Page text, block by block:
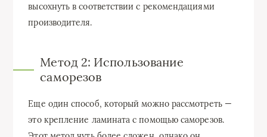
высохнуть в соответствии с рекомендациями
производителя.
Метод 2: Использование
саморезов
Еще один способ, который можно рассмотреть —
это крепление ламината с помощью саморезов.